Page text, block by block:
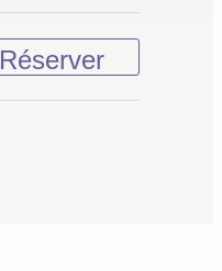
Réserver